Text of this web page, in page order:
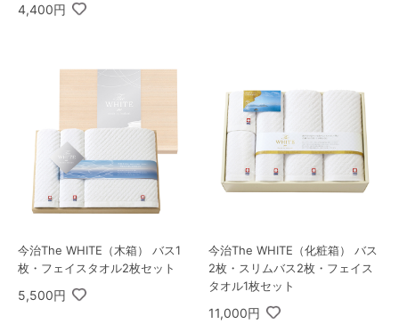
4,400円
今治The WHITE（木箱） バス1
枚・フェイスタオル2枚セット
5,500円
今治The WHITE（化粧箱） バス
2枚・スリムバス2枚・フェイス
タオル1枚セット
11,000円